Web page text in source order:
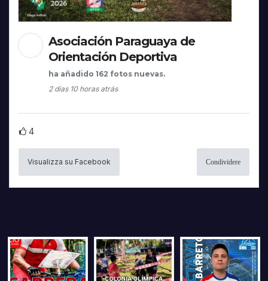
Asociación Paraguaya de
Orientación Deportiva
ha añadido 162 fotos nuevas.
2 dias 10 horas atrás
4
Visualizza su Facebook Condividere